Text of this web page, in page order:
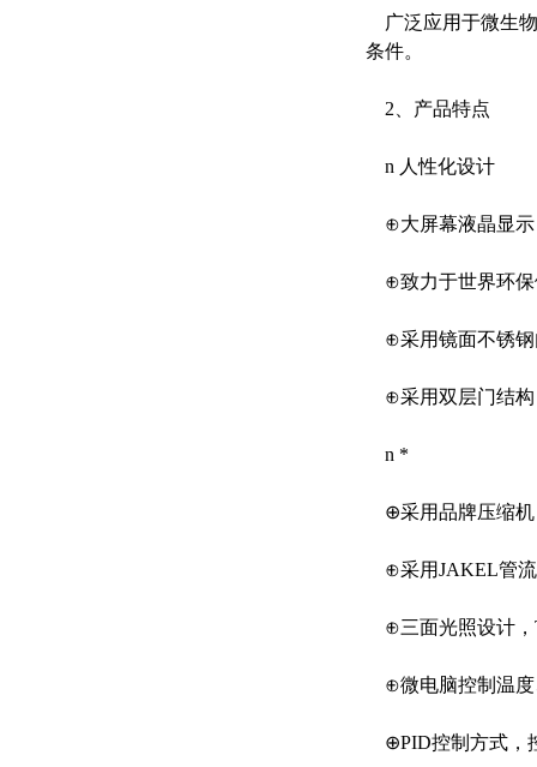
广泛应用于微生
条件。
2、产品特点
n 人性化设计
⊕大屏幕液晶显示
⊕致力于世界环保
⊕采用镜面不锈钢
⊕采用双层门结构
n *
⊕采用品牌压缩机
⊕采用JAKEL管流
⊕三面光照设计，
⊕微电脑控制温度
⊕PID控制方式，